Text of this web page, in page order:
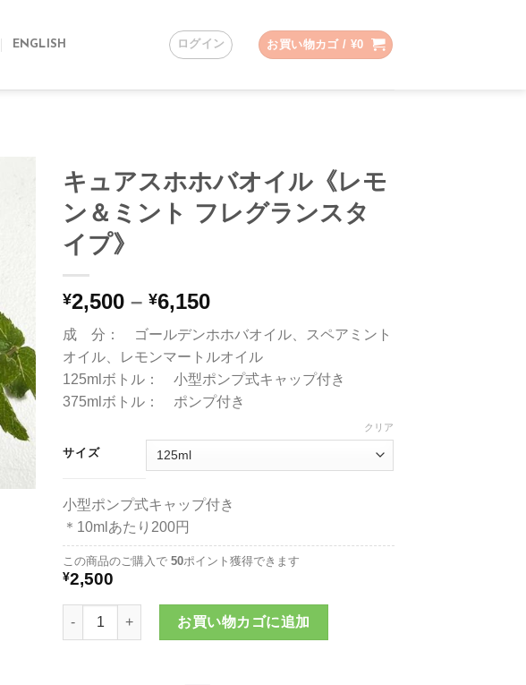
ENGLISH ログイン お買い物カゴ / ¥0
キュアスホホバオイル《レモ
ン＆ミント フレグランスタ
イプ》
¥2,500 –¥6,150価
帯:
¥2,500
–
¥6,150
成 分： ゴールデンホホバオイル、スペアミント
オイル、レモンマートルオイル
125mlボトル： 小型ポンプ式キャップ付き
375mlボトル： ポンプ付き
サイズ
クリア
小型ポンプ式キャップ付き
＊10mlあたり200円
この商品のご購入で50ポイント獲得できます
¥2,500
キュアスホホバオイル《レモン＆ミント フレグランスタイプ》個
お買い物カゴに追加